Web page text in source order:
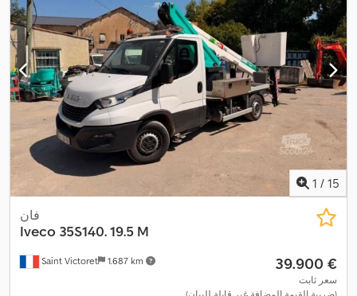
1 / 15
Saint Victoret 1.687 km
فان
Iveco 35S140. 19.5 M
‏39.900 €
سعر ثابت